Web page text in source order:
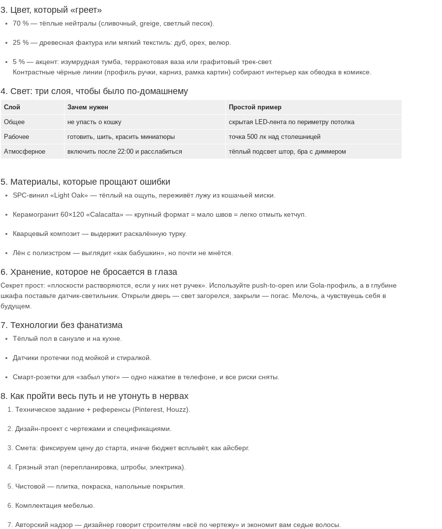
3. Цвет, который «греет»
70 % — тёплые нейтралы (сливочный, greige, светлый песок).
25 % — древесная фактура или мягкий текстиль: дуб, орех, велюр.
5 % — акцент: изумрудная тумба, терракотовая ваза или графитовый трек-свет.
Контрастные чёрные линии (профиль ручки, карниз, рамка картин) собирают интерьер как обводка в комиксе.
4. Свет: три слоя, чтобы было по-домашнему
Слой Зачем нужен
Простой пример
Общее
не упасть о кошку
скрытая LED-лента по периметру потолка
Рабочее
готовить, шить, красить миниатюры
точка 500 лк над столешницей
Атмосферное
включить после 22:00 и расслабиться тёплый подсвет штор, бра с диммером
5. Материалы, которые прощают ошибки
SPC-винил «Light Oak» — тёплый на ощупь, переживёт лужу из кошачьей миски.
Керамогранит 60×120 «Calacatta» — крупный формат = мало швов = легко отмыть кетчуп.
Кварцевый композит — выдержит раскалённую турку.
Лён с полиэстром — выглядит «как бабушкин», но почти не мнётся.
6. Хранение, которое не бросается в глаза
Секрет прост: «плоскости растворяются, если у них нет ручек». Используйте push-to-open или Gola-профиль, а в глубине
шкафа поставьте датчик-светильник. Открыли дверь — свет загорелся, закрыли — погас. Мелочь, а чувствуешь себя в
будущем.
7. Технологии без фанатизма
Тёплый пол в санузле и на кухне.
Датчики протечки под мойкой и стиралкой.
Смарт-розетки для «забыл утюг» — одно нажатие в телефоне, и все риски сняты.
8. Как пройти весь путь и не утонуть в нервах
Техническое задание + референсы (Pinterest, Houzz).
Дизайн-проект с чертежами и спецификациями.
Смета: фиксируем цену до старта, иначе бюджет всплывёт, как айсберг.
Грязный этап (перепланировка, штробы, электрика).
Чистовой — плитка, покраска, напольные покрытия.
Комплектация мебелью.
Авторский надзор — дизайнер говорит строителям «всё по чертежу» и экономит вам седые волосы.